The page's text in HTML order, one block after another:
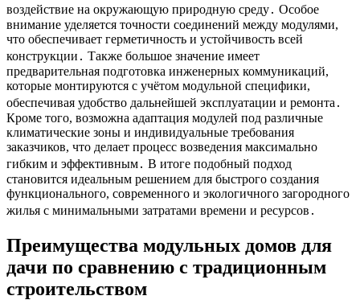
воздействие на окружающую природную среду․ Особое
внимание уделяется точности соединений между модулями,
что обеспечивает герметичность и устойчивость всей
конструкции․ Также большое значение имеет
предварительная подготовка инженерных коммуникаций,
которые монтируются с учётом модульной специфики,
обеспечивая удобство дальнейшей эксплуатации и ремонта․
Кроме того, возможна адаптация модулей под различные
климатические зоны и индивидуальные требования
заказчиков, что делает процесс возведения максимально
гибким и эффективным․ В итоге подобный подход
становится идеальным решением для быстрого создания
функционального, современного и экологичного загородного
жилья с минимальными затратами времени и ресурсов․
Преимущества модульных домов для
дачи по сравнению с традиционным
строительством